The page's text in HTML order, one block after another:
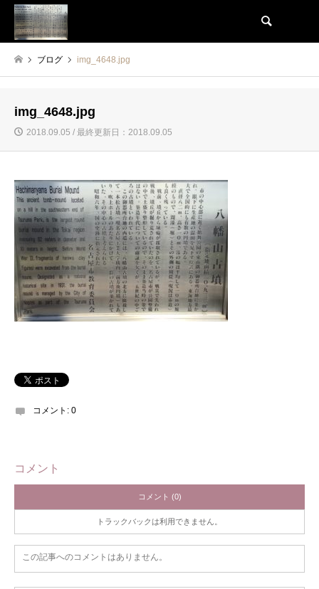
ブログ img_4648.jpg
img_4648.jpg
2018.09.05 / 最終更新日：2018.09.05
コメント: 0
コメント
コメント (0)
トラックバックは利用できません。
この記事へのコメントはありません。